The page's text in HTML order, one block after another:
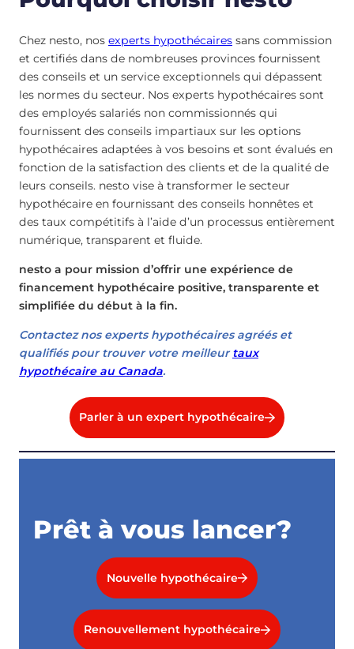
Chez nesto, nos experts hypothécaires sans commission
et certifiés dans de nombreuses provinces fournissent
des conseils et un service exceptionnels qui dépassent
les normes du secteur. Nos experts hypothécaires sont
des employés salariés non commissionnés qui
fournissent des conseils impartiaux sur les options
hypothécaires adaptées à vos besoins et sont évalués en
fonction de la satisfaction des clients et de la qualité de
leurs conseils. nesto vise à transformer le secteur
hypothécaire en fournissant des conseils honnêtes et
des taux compétitifs à l’aide d’un processus entièrement
numérique, transparent et fluide.
nesto a pour mission d’offrir une expérience de
financement hypothécaire positive, transparente et
simplifiée du début à la fin.
Contactez nos experts hypothécaires agréés et
qualifiés pour trouver votre meilleurtaux
hypothécaire au Canada.
Parler à un expert hypothécaire
Prêt à vous lancer?
Nouvelle hypothécaire
Renouvellement hypothécaire